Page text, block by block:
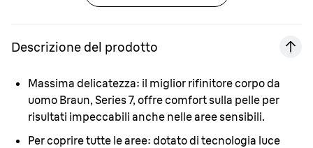
Descrizione del prodotto
Massima delicatezza: il miglior rifinitore corpo da
uomo Braun, Series 7, offre comfort sulla pelle per
risultati impeccabili anche nelle aree sensibili.
Per coprire tutte le aree: dotato di tecnologia luce